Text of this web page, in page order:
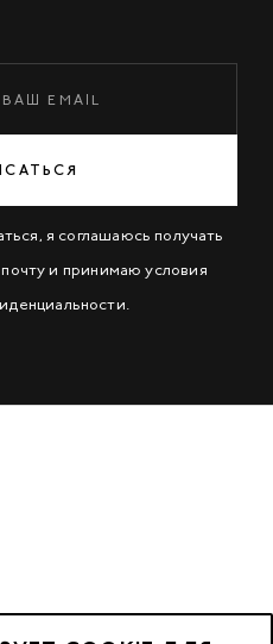
я соглашаюсь получать
и принимаю условия
.